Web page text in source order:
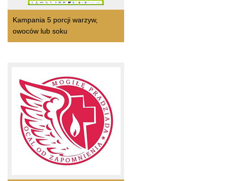
Kampania 5 porcji warzyw,
owoców lub soku